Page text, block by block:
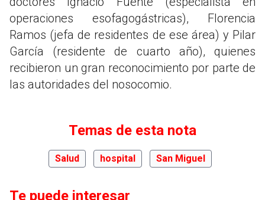
operaciones esofagogástricas), Florencia
Ramos (jefa de residentes de ese área) y Pilar
García (residente de cuarto año), quienes
recibieron un gran reconocimiento por parte de
las autoridades del nosocomio.
Temas de esta nota
Salud hospital San Miguel
Te puede interesar